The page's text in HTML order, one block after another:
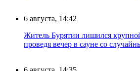
6 августа, 14:42
Житель Бурятии лишился
проведя вечер в сауне со